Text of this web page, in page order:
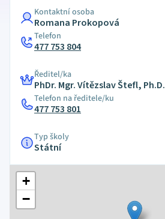
Kontaktní osoba
Romana Prokopová
Telefon
477 753 804
Ředitel/ka
PhDr. Mgr. Vítězslav Štefl, Ph.D.
Telefon na ředitele/ku
477 753 801
Typ školy
Státní
+
−